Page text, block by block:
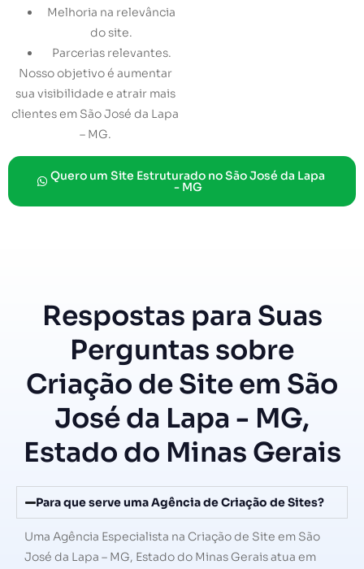
Melhoria na relevância
do site.
Parcerias relevantes.
Nosso objetivo é aumentar
sua visibilidade e atrair mais
clientes em São José da Lapa
– MG.
Quero um Site Estruturado no São José da Lapa
- MG
Respostas para Suas
Perguntas sobre
Criação de Site em São
José da Lapa - MG,
Estado do Minas Gerais
Para que serve uma Agência de Criação de Sites?
Uma Agência Especialista na Criação de Site em São
José da Lapa – MG, Estado do Minas Gerais atua em